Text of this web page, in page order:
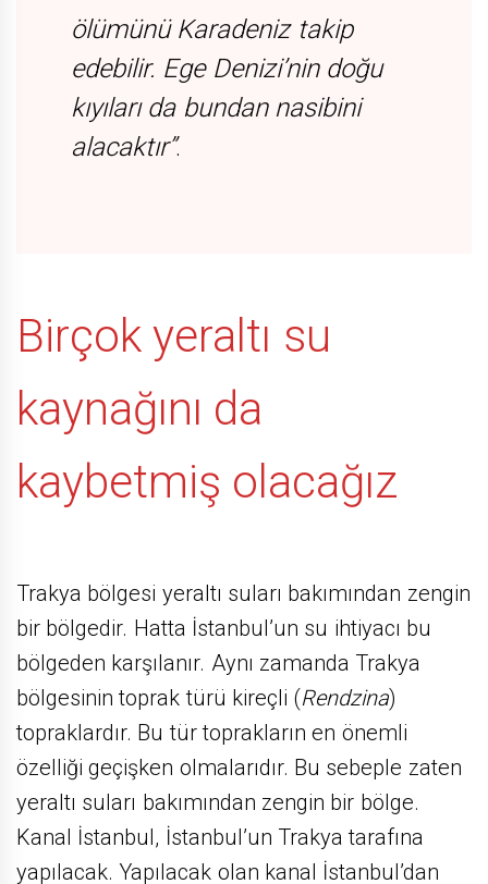
ölümünü Karadeniz takip
edebilir. Ege Denizi’nin doğu
kıyıları da bundan nasibini
alacaktır”.
Birçok yeraltı su
kaynağını da
kaybetmiş olacağız
Trakya bölgesi yeraltı suları bakımından zengin
bir bölgedir. Hatta İstanbul’un su ihtiyacı bu
bölgeden karşılanır. Aynı zamanda Trakya
bölgesinin toprak türü kireçli (Rendzina)
topraklardır. Bu tür toprakların en önemli
özelliği geçişken olmalarıdır. Bu sebeple zaten
yeraltı suları bakımından zengin bir bölge.
Kanal İstanbul, İstanbul’un Trakya tarafına
yapılacak. Yapılacak olan kanal İstanbul’dan